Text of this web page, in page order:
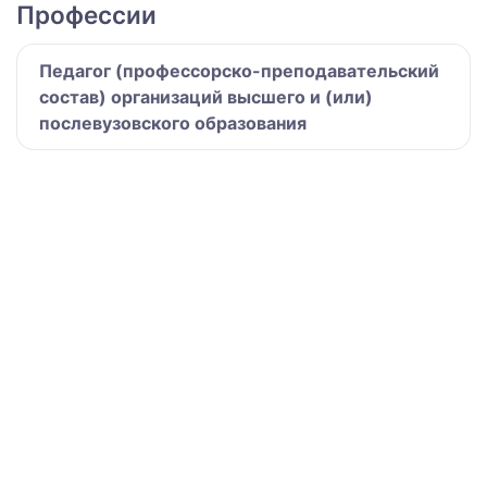
Профессии
Педагог (профессорско-преподавательский
состав) организаций высшего и (или)
послевузовского образования